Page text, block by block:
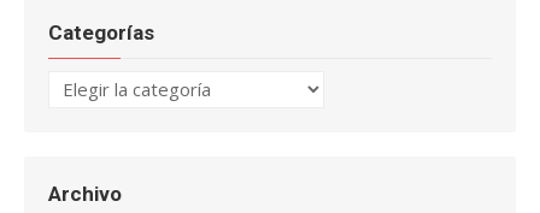
Categorías
Categorías
Archivo